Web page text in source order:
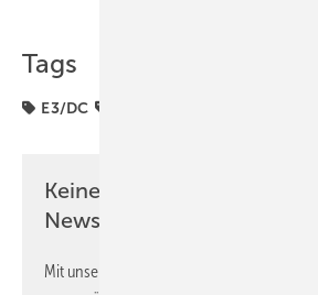
Tags
E3/DC
Keine Zeit? Kein Problem
Newsletter!
Mit unserem Newsletter erhalten Sie